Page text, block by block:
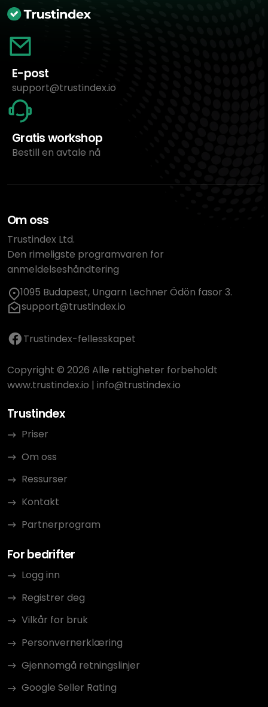
E-post
support@trustindex.io
Gratis workshop
Bestill en avtale nå
Om oss
Trustindex Ltd.
Den rimeligste programvaren for
anmeldelseshåndtering
1095 Budapest, Ungarn Lechner Ödön fasor 3.
support@trustindex.io
Trustindex-fellesskapet
Copyright © 2026 Alle rettigheter forbeholdt
www.trustindex.io | info@trustindex.io
Trustindex
Priser
Om oss
Ressurser
Kontakt
Partnerprogram
For bedrifter
Logg inn
Registrer deg
Vilkår for bruk
Personvernerklæring
Gjennomgå retningslinjer
Google Seller Rating